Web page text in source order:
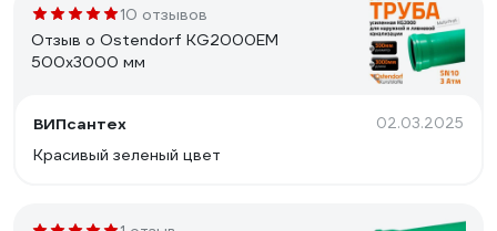
10 отзывов
Отзыв о Ostendorf KG2000EM
500x3000 мм
ВИПсантех 02.03.2025
Красивый зеленый цвет